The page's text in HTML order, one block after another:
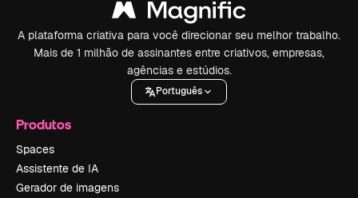
A plataforma criativa para você direcionar seu melhor trabalho.
Mais de 1 milhão de assinantes entre criativos, empresas,
agências e estúdios.
Português
Produtos
Spaces
Assistente de IA
Gerador de imagens